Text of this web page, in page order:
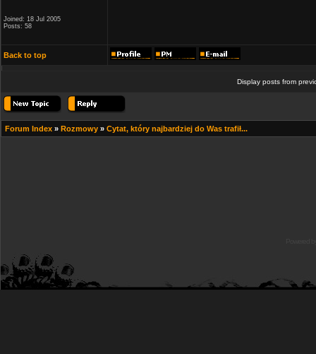
Joined: 18 Jul 2005
Posts: 58
Back to top
Display posts from
Forum Index » Rozmowy » Cytat, który najbardziej do Was trafił...